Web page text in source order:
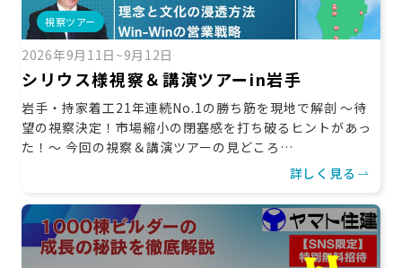
会社概要
お問い合わせ
資料ダウンロード
視察ツアー
2026年9月11日~9月12日
シリウス様視察＆講演ツアーin岩手
岩手・持家着工21年連続No.1の勝ち筋を現地で解剖 ～待
望の視察決定！市場縮小の閉塞感を打ち破るヒントがあっ
た！～ 今回の視察＆講演ツアーの見どころ…
詳しく見る